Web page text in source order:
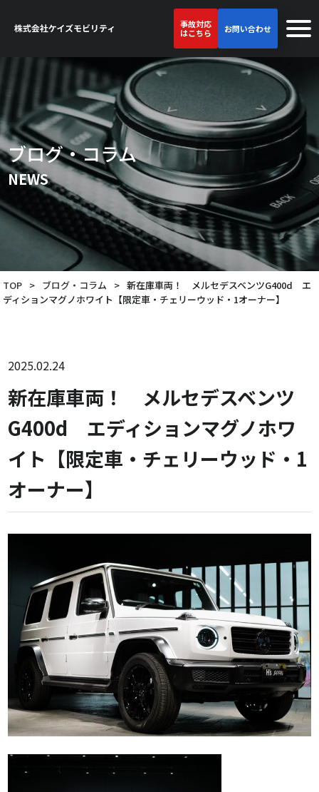
事故対応
はこちら
お問い合わせ
ブログ・コラム
NEWS
TOP > ブログ・コラム > 新在庫車両！ メルセデスベンツG400d エ
ディションマグノホワイト【限定車・チェリーウッド・1オーナー】
2025.02.24
新在庫車両！ メルセデスベンツ
G400d エディションマグノホワ
イト【限定車・チェリーウッド・1
オーナー】